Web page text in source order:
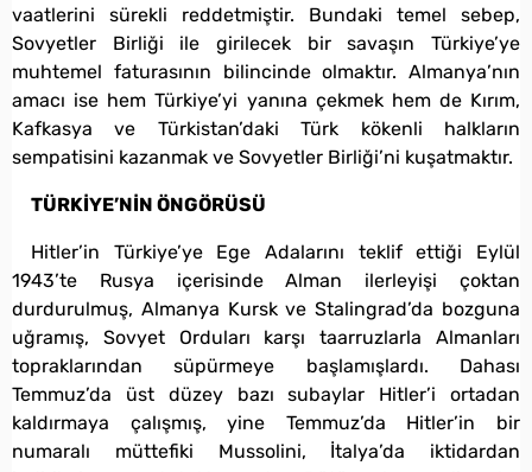
vaatlerini sürekli reddetmiştir. Bundaki temel sebep,
Sovyetler Birliği ile girilecek bir savaşın Türkiye’ye
muhtemel faturasının bilincinde olmaktır. Almanya’nın
amacı ise hem Türkiye’yi yanına çekmek hem de Kırım,
Kafkasya ve Türkistan’daki Türk kökenli halkların
sempatisini kazanmak ve Sovyetler Birliği’ni kuşatmaktır.
TÜRKİYE’NİN ÖNGÖRÜSÜ
Hitler’in Türkiye’ye Ege Adalarını teklif ettiği Eylül
1943’te Rusya içerisinde Alman ilerleyişi çoktan
durdurulmuş, Almanya Kursk ve Stalingrad’da bozguna
uğramış, Sovyet Orduları karşı taarruzlarla Almanları
topraklarından süpürmeye başlamışlardı. Dahası
Temmuz’da üst düzey bazı subaylar Hitler’i ortadan
kaldırmaya çalışmış, yine Temmuz’da Hitler’in bir
numaralı müttefiki Mussolini, İtalya’da iktidardan